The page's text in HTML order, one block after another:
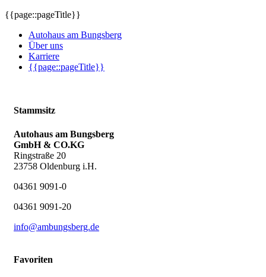
{{page::pageTitle}}
Autohaus am Bungsberg
Über uns
Karriere
{{page::pageTitle}}
Stammsitz
Autohaus am Bungsberg
GmbH & CO.KG
Ringstraße 20
23758 Oldenburg i.H.
04361 9091-0
04361 9091-20
info@ambungsberg.de
Favoriten